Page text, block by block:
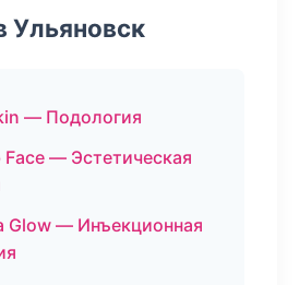
Ульяновск
— Подология
— Эстетическая
Glow — Инъекционная